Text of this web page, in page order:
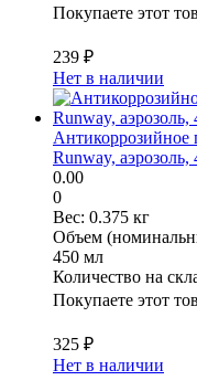
Покупаете этот
239 ₽
Нет в наличии
Антикоррозийное
Runway, аэрозоль,
0.00
0
Вес: 0.375 кг
Объем
450 мл
Количество на
Покупаете этот
325 ₽
Нет в наличии